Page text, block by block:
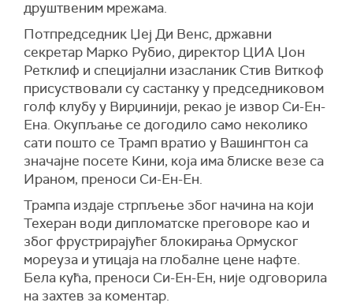
друштвеним мрежама.
Потпредседник Џеј Ди Венс, државни
секретар Марко Рубио, директор ЦИА Џон
Ретклиф и специјални изасланик Стив Виткоф
присуствовали су састанку у председниковом
голф клубу у Вирџинији, рекао је извор Си-Ен-
Ена. Окупљање се догодило само неколико
сати пошто се Трамп вратио у Вашингтон са
значајне посете Кини, која има блиске везе са
Ираном, преноси Си-Ен-Ен.
Трампа издаје стрпљење због начина на који
Техеран води дипломатске преговоре као и
због фрустрирајућег блокирања Ормуског
мореуза и утицаја на глобалне цене нафте.
Бела кућа, преноси Си-Ен-Ен, није одговорила
на захтев за коментар.